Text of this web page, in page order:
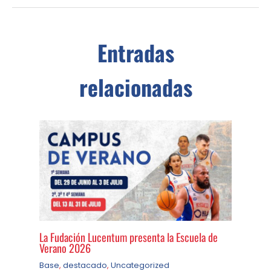
Entradas
relacionadas
La Fudación Lucentum presenta la Escuela de
Verano 2026
Base, destacado, Uncategorized